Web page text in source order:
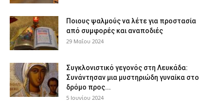
Ποιους ψαλμούς να λέτε για προστασία
από συμφορές και αναποδιές
29 Μαΐου 2024
Συγκλονιστικό γεγονός στη Λευκάδα:
Συνάντησαν μια μυστηριώδη γυναίκα στο
δρόμο προς...
5 Ιουνίου 2024